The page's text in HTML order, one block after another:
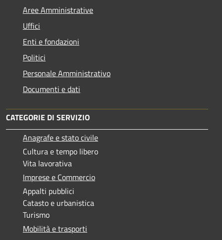
Aree Amministrative
Uffici
Enti e fondazioni
Politici
Personale Amministrativo
Documenti e dati
CATEGORIE DI SERVIZIO
Anagrafe e stato civile
Cultura e tempo libero
Vita lavorativa
Imprese e Commercio
Appalti pubblici
Catasto e urbanistica
Turismo
Mobilità e trasporti